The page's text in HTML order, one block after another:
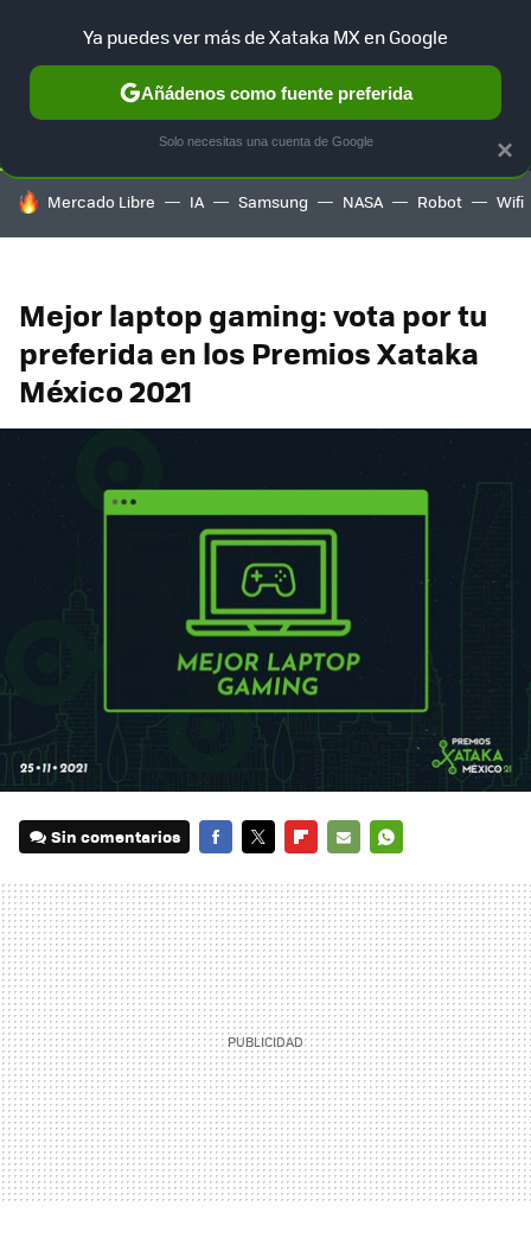
SELECCIÓN GAMING HOME AUTO TERRITORIO
HOY SE HABLA DE
Mercado Libre IA Samsung NASA Robot Wifi
Mejor laptop gaming: vota por tu
preferida en los Premios Xataka
México 2021
Sin comentarios
MAIL
×
Ya puedes ver más de Xataka MX en Google
Añádenos como fuente preferida
Solo necesitas una cuenta de Google